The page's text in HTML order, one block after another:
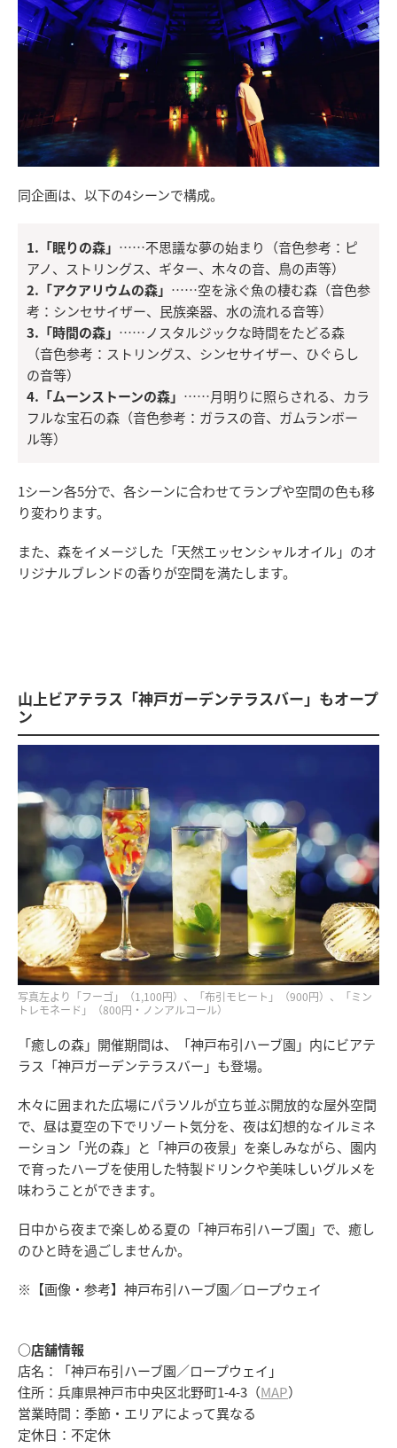
同企画は、以下の4シーンで構成。
1.「眠りの森」 ……不思議な夢の始まり（音色参考：ピ
アノ、ストリングス、ギター、木々の音、鳥の声等）
2.「アクアリウムの森」 ……空を泳ぐ魚の棲む森（音色参
考：シンセサイザー、民族楽器、水の流れる音等）
3.「時間の森」 ……ノスタルジックな時間をたどる森
（音色参考：ストリングス、シンセサイザー、ひぐらし
の音等）
4.「ムーンストーンの森」 ……月明りに照らされる、カラ
フルな宝石の森（音色参考：ガラスの音、ガムランボー
ル等）
1シーン各5分で、各シーンに合わせてランプや空間の色も移
り変わります。
また、森をイメージした「天然エッセンシャルオイル」のオ
リジナルブレンドの香りが空間を満たします。
山上ビアテラス「神戸ガーデンテラスバー」もオープ
ン
写真左より「フーゴ」（1,100円）、「布引モヒート」（900円）、「ミン
トレモネード」（800円・ノンアルコール）
「癒しの森」開催期間は、「神戸布引ハーブ園」内にビアテ
ラス「神戸ガーデンテラスバー」も登場。
木々に囲まれた広場にパラソルが立ち並ぶ開放的な屋外空間
で、昼は夏空の下でリゾート気分を、夜は幻想的なイルミネ
ーション「光の森」と「神戸の夜景」を楽しみながら、園内
で育ったハーブを使用した特製ドリンクや美味しいグルメを
味わうことができます。
日中から夜まで楽しめる夏の「神戸布引ハーブ園」で、癒し
のひと時を過ごしませんか。
※【画像・参考】神戸布引ハーブ園／ロープウェイ
○店舗情報
店名：「神戸布引ハーブ園／ロープウェイ」
住所：兵庫県神戸市中央区北野町1-4-3（MAP）
営業時間：季節・エリアによって異なる
定休日：不定休